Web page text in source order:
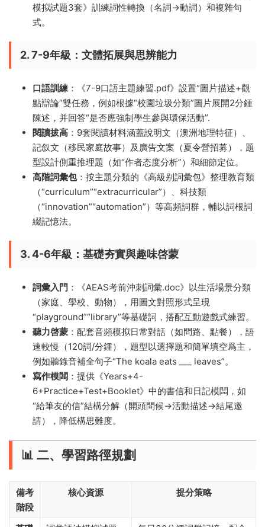
模拟試題3套》訓練詞性轉換（名詞→動詞）和複雜句
式。
​2. 7-9年級：文體拓展與思辨能力​
​口語訓練​​：《7-9口語主題練習.pdf》設置“圖片描述+觀
點辯論”雙任務，例如根據“校園垃圾分類”圖片展開2分鍾
陳述，并回答“是否應強制學生參與環保活動”.
​閱讀拔高​ ​：9套閱讀材料涵蓋說明文（澳洲地理特征）、
記叙文（移民家庭故事）及廣告文案（夏令營招募），題
型設計側重推理題（如“作者态度分析”）和細節定位。
​高階詞彙包​​：按主題分類的《高級别詞彙包》整理教育類
（“curriculum”“extracurricular”）、科技類
（“innovation”“automation”）等高頻詞群，輔以詞根詞
綴記憶法。
​3. 4-6年級：基礎夯實與趣味啓蒙​
​詞彙入門​ ​：《AEAS考前沖刺詞彙.doc》以生活場景分類
（家庭、學校、動物），用圖文對照形式呈現
“playground”“library”等基礎詞，搭配互動遊戲式練習。
​聽力啓蒙​ ​：配套音頻模拟日常對話（如問路、點餐），語
速較慢（120詞/分鍾），題型以選擇題和簡單填空爲主，
例如聽錄音補全句子“The koala eats ___ leaves”。
​寫作模闆​ ​：提供《Years+4-
6+Practice+Test+Booklet》中的書信和日記模闆，如
“給筆友的信”結構分解（開頭問候→活動描述→結尾邀
請），降低構思難度。
📊 ​ ​二、學習路徑規劃​
​備考
階段​
​核心資源​ ​提分策略​